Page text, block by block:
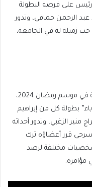
على فرصة البطولة
الرحمن حماقي، وتدور
زميلة له في الجامعة،
للكوميديا نصيب -كذلك- من الدراما الخليجية في موسم رمضان 2024،
بطولة كل من إبراهيم
منير الزغبي، وتدور أحداثه
قرر أعضاؤه ترك
شخصيات مختلفة لرصد
مؤامرة.